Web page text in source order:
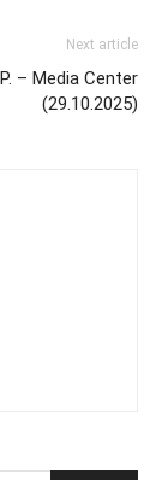
Next article
– Media Center
(29.10.2025)